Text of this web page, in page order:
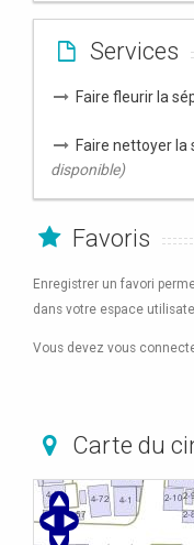
Services
Faire fleurir la
Faire nettoyer la
disponible)
Favoris
Enregistrer un favori
dans votre espace
Vous devez vous
Carte du